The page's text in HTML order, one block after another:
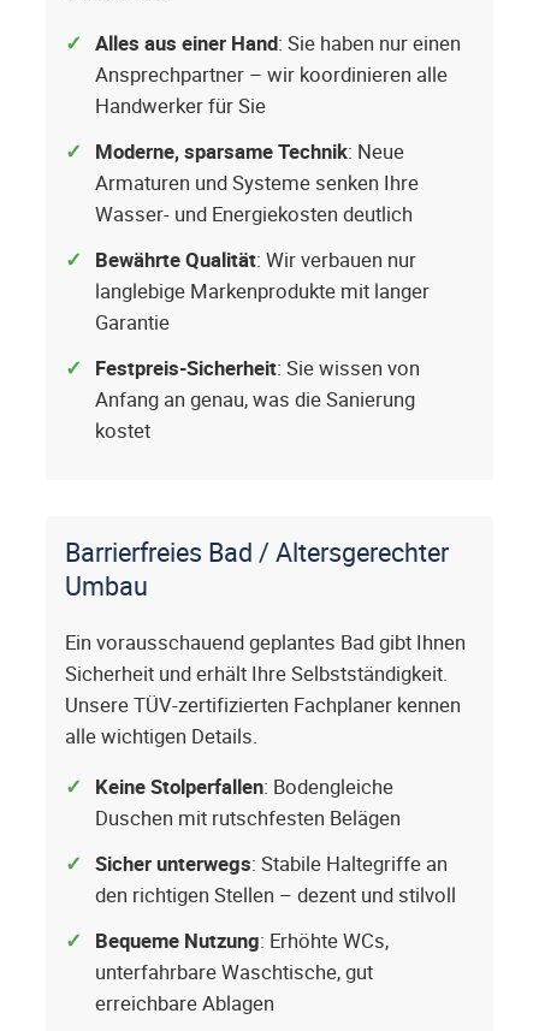
Alles aus einer Hand: Sie haben nur einen
Ansprechpartner – wir koordinieren alle
Handwerker für Sie
Moderne, sparsame Technik: Neue
Armaturen und Systeme senken Ihre
Wasser- und Energiekosten deutlich
Bewährte Qualität: Wir verbauen nur
langlebige Markenprodukte mit langer
Garantie
Festpreis-Sicherheit: Sie wissen von
Anfang an genau, was die Sanierung
kostet
Barrierfreies Bad / Altersgerechter
Umbau
Ein vorausschauend geplantes Bad gibt Ihnen
Sicherheit und erhält Ihre Selbstständigkeit.
Unsere TÜV-zertifizierten Fachplaner kennen
alle wichtigen Details.
Keine Stolperfallen: Bodengleiche
Duschen mit rutschfesten Belägen
Sicher unterwegs: Stabile Haltegriffe an
den richtigen Stellen – dezent und stilvoll
Bequeme Nutzung: Erhöhte WCs,
unterfahrbare Waschtische, gut
erreichbare Ablagen